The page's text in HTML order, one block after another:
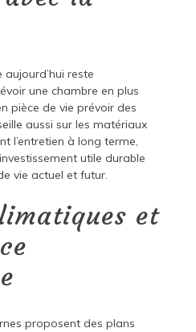
reste
une chambre en plus
pièce de vie prévoir des
aussi sur les matériaux
l’entretien à long terme,
utile durable
vie actuel et futur.
et
proposent des plans